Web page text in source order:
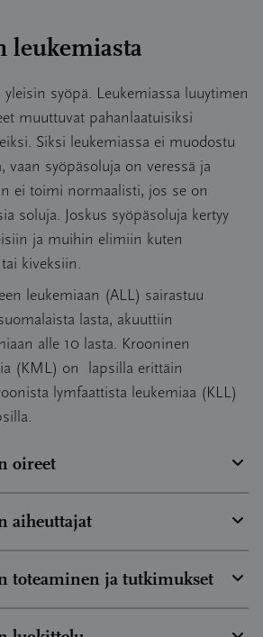
leukemiasta
syöpä. Leukemiassa luuytimen
muuttuvat pahanlaatuisiksi
Siksi leukemiassa ei muodostu
vaan syöpäsoluja on veressä ja
ei toimi normaalisti, jos se on
soluja. Joskus syöpäsoluja kertyy
ja muihin elimiin kuten
kiveksiin.
leukemiaan (ALL) sairastuu
lasta, akuuttiin
alle 10 lasta. Krooninen
(KML) on lapsilla erittäin
lymfaattista leukemiaa (KLL)
oireet
muihinkin sairauksiin, minkä takia
voi joskus kestää pidempään.
ensioireita ovat anemiasta
sekä iholla näkyvät
Leukemiasolujen
aiheuttajat
että ionisoiva säteily aiheuttaa
toteaminen ja tutkimukset